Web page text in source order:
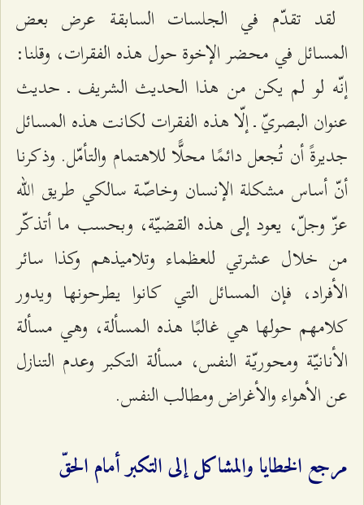
لقد تقدّم في الجلسات السابقة عرض بعض
المسائل في محضر الإخوة حول هذه الفقرات، وقلنا:
إنّه لو لم يكن من هذا الحديث الشريف ـ حديث
عنوان البصريّ ـ إلّا هذه الفقرات لكانت هذه المسائل
جديرةً أن تُجعل دائمًا محلًّا للاهتمام والتأمّل. وذكرنا
أنّ أساس مشكلة الإنسان وخاصّة سالكي طريق الله
عزّ وجلّ، يعود إلى هذه القضيّة، وبحسب ما أتذكّر
من خلال عشرتي للعظماء وتلاميذهم وكذا سائر
الأفراد، فإن المسائل التي كانوا يطرحونها ويدور
كلامهم حولها هي غالبًا هذه المسألة، وهي مسألة
الأنانيّة ومحوريّة النفس، مسألة التكبر وعدم التنازل
عن الأهواء والأغراض ومطالب النفس.
مرجع الخطايا والمشاكل إلى التكبر أمام الحقّ